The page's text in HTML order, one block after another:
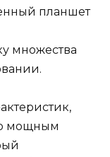
планшет
множества
мощным